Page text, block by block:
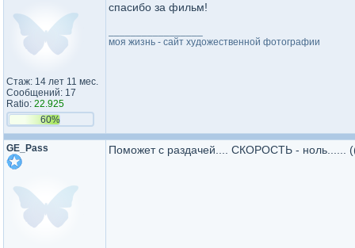
Стаж: 14 лет 11 мес.
Сообщений: 17
Ratio: 22.925
60%
спасибо за фильм!
моя жизнь - сайт художественной фотографии
GE_Pass Поможет с раздачей.... СКОРОСТЬ -